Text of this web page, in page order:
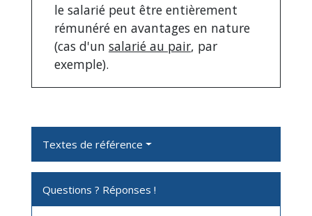
le salarié peut être entièrement
rémunéré en avantages en nature
(cas d'un salarié au pair, par
exemple).
Textes de référence
Questions ? Réponses !